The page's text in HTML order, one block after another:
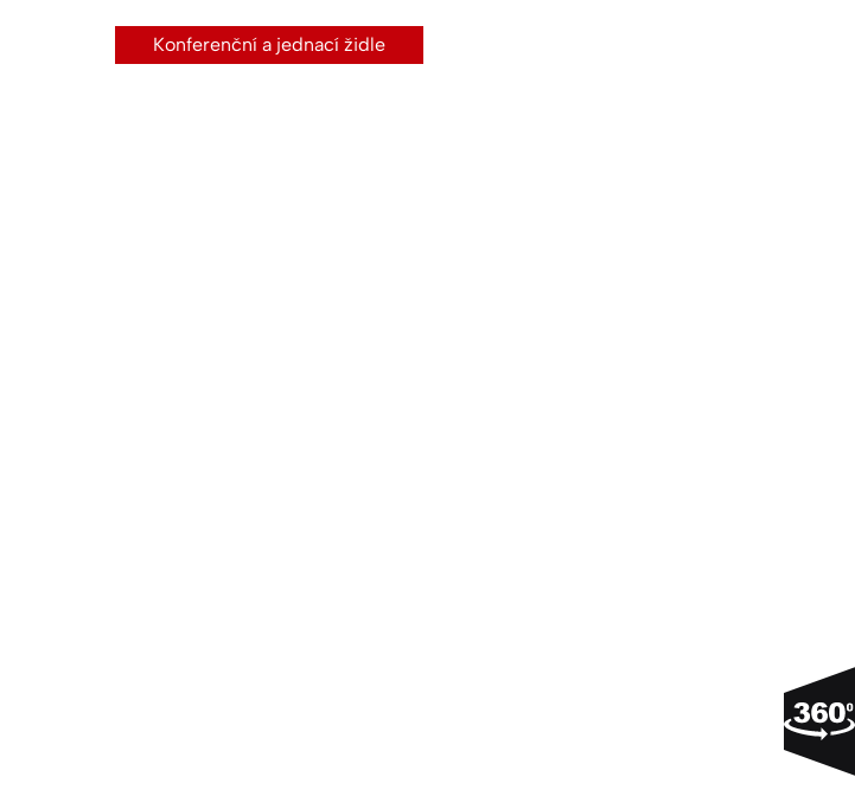
Konferenční a jednací židle